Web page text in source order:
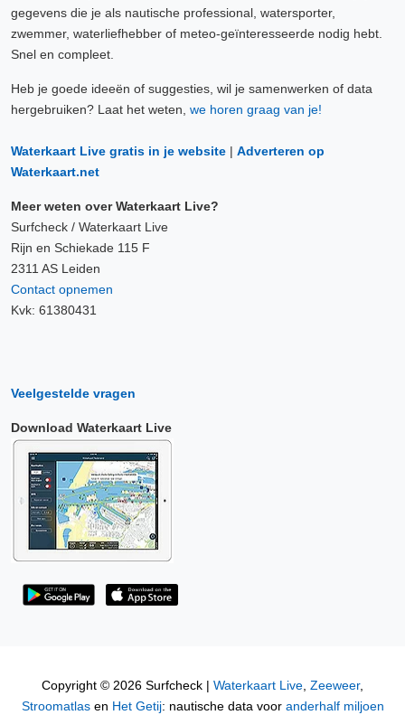
gegevens die je als nautische professional, watersporter,
zwemmer, waterliefhebber of meteo-geïnteresseerde nodig hebt.
Snel en compleet.
Heb je goede ideeën of suggesties, wil je samenwerken of data
hergebruiken? Laat het weten, we horen graag van je!
Waterkaart Live gratis in je website | Adverteren op
Waterkaart.net
Meer weten over Waterkaart Live?
Surfcheck / Waterkaart Live
Rijn en Schiekade 115 F
2311 AS Leiden
Contact opnemen
Kvk: 61380431
Veelgestelde vragen
Download Waterkaart Live
Copyright © 2026 Surfcheck | Waterkaart Live, Zeeweer,
Stroomatlasen Het Getij: nautische data voor anderhalf miljoen